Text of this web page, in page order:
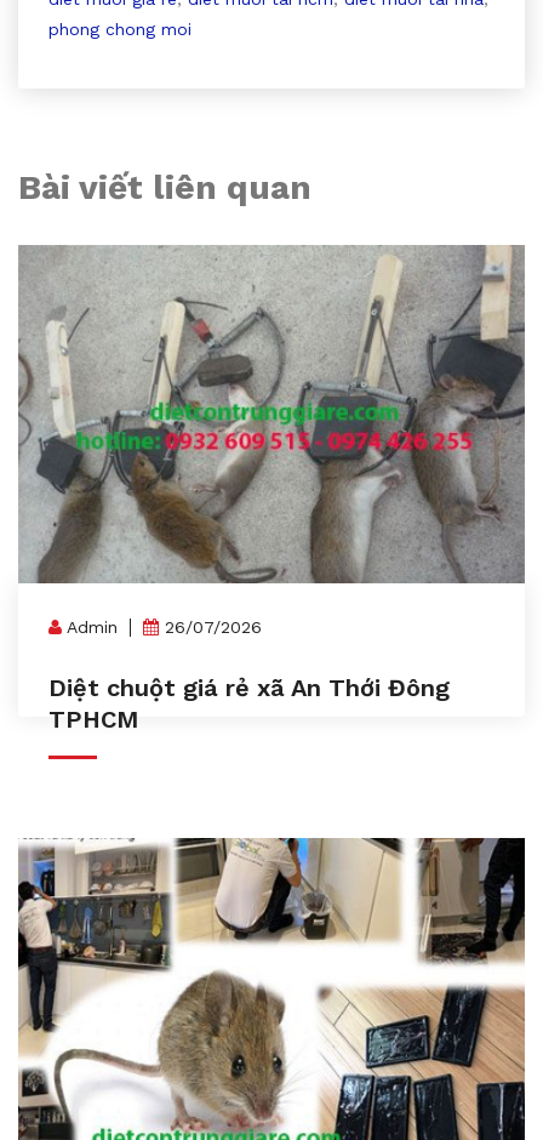
phong chong moi
Bài viết liên quan
Admin 26/07/2026
Diệt chuột giá rẻ xã An Thới Đông
TPHCM